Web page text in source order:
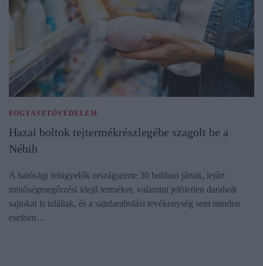
FOGYASZTÓVÉDELEM
Hazai boltok tejtermékrészlegébe szagolt be a
Nébih
A hatósági felügyelők országszerte 30 boltban jártak, lejárt
minőségmegőrzési idejű terméket, valamint jelöletlen darabolt
sajtokat is találtak, és a sajtdarabolási tevékenység sem minden
esetben…